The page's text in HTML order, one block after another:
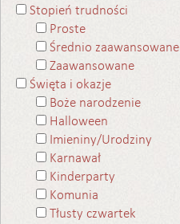
Stopień trudności
Proste
Średnio zaawansowane
Zaawansowane
Święta i okazje
Boże narodzenie
Halloween
Imieniny/Urodziny
Karnawał
Kinderparty
Komunia
Tłusty czwartek